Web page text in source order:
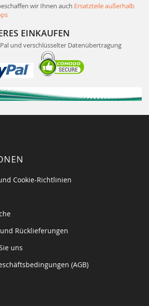
wir Ihnen auch Ersatzteile außerhalb
EINKAUFEN
und verschlüsselter Datenübertragung
Cookie-Richtlinien
Rücklieferungen
uns
(AGB)